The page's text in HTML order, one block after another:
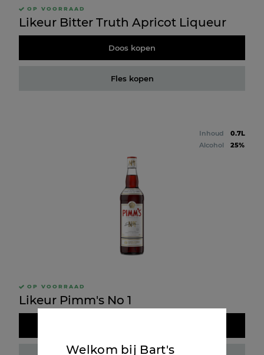
OP VOORRAAD
Likeur Bitter Truth Apricot Liqueur
Doos kopen
Fles kopen
Inhoud
0.7L
Alcohol
25%
OP VOORRAAD
Likeur Pimm's No 1
Welkom bij Bart's